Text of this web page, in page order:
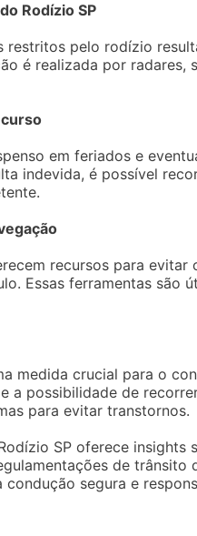
Rodízio SP
restritos pelo rodízio
é realizada por
em feriados e
indevida, é possível
recursos para
Essas ferramentas são
medida crucial para o
a possibilidade de
para evitar transtornos.
SP oferece
de
segura e